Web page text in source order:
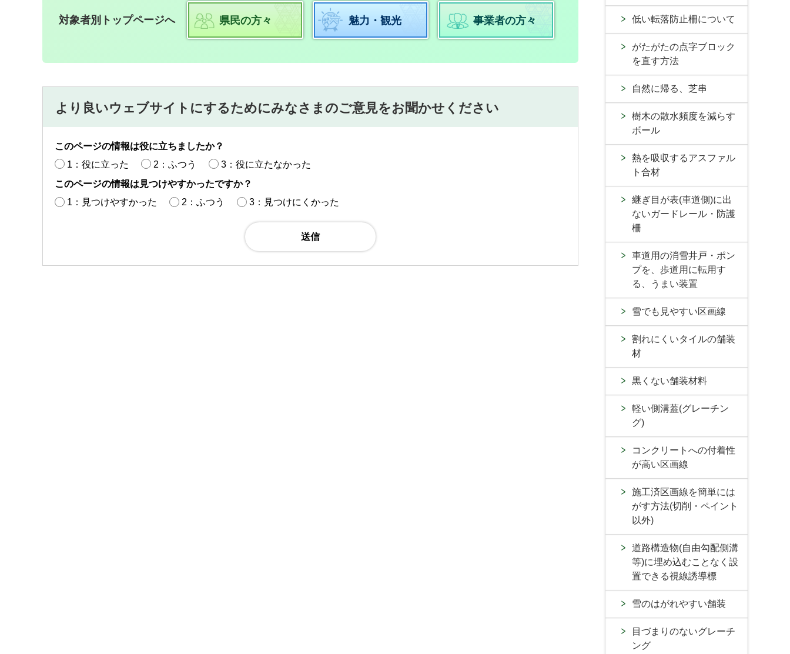
対象者別トップページへ 県民の方々 魅力・観光 事業者の方々
より良いウェブサイトにするためにみなさまのご意見をお聞かせください
このページの情報は役に立ちましたか？
1：役に立った
2：ふつう
3：役に立たなかった
このページの情報は見つけやすかったですか？
1：見つけやすかった
2：ふつう 3：見つけにくかった
低い転落防止柵について
がたがたの点字ブロック
を直す方法
自然に帰る、芝串
樹木の散水頻度を減らす
ボール
熱を吸収するアスファル
ト合材
継ぎ目が表(車道側)に出
ないガードレール・防護
柵
車道用の消雪井戸・ポン
プを、歩道用に転用す
る、うまい装置
雪でも見やすい区画線
割れにくいタイルの舗装
材
黒くない舗装材料
軽い側溝蓋(グレーチン
グ)
コンクリートへの付着性
が高い区画線
施工済区画線を簡単には
がす方法(切削・ペイント
以外)
道路構造物(自由勾配側溝
等)に埋め込むことなく設
置できる視線誘導標
雪のはがれやすい舗装
目づまりのないグレーチ
ング